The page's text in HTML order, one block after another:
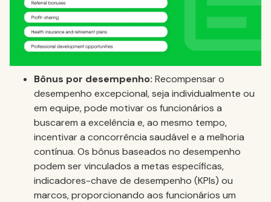
Bônus por desempenho: Recompensar o
desempenho excepcional, seja individualmente ou
em equipe, pode motivar os funcionários a
buscarem a excelência e, ao mesmo tempo,
incentivar a concorrência saudável e a melhoria
contínua. Os bônus baseados no desempenho
podem ser vinculados a metas específicas,
indicadores-chave de desempenho (KPIs) ou
marcos, proporcionando aos funcionários um